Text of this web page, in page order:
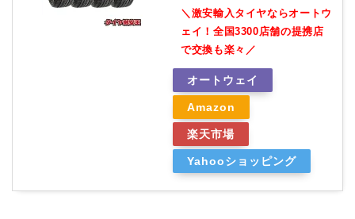
＼激安輸入タイヤならオートウ
ェイ！全国3300店舗の提携店
で交換も楽々／
オートウェイ
Amazon
楽天市場
Yahooショッピング